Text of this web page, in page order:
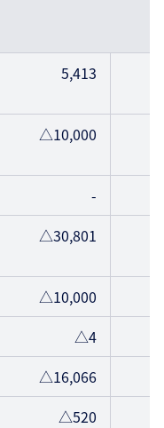
5,413
△10,000
-
△30,801
△10,000
△4
△16,066
△520